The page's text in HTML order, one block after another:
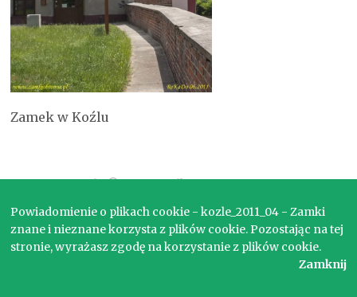
Zamek w Koźlu
Copyright © 2017. Wszelkie prawa zastrzeżone.
Powiadomienie o plikach cookie - kozle_2011_04 - Zamki
znane i nieznane korzysta z plików cookie. Pozostając na tej
stronie, wyrażasz zgodę na korzystanie z plików cookie.
Zamknij